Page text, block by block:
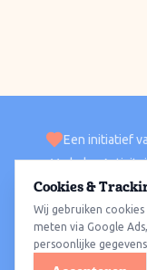
Een initiatief
Verhalen
Alle wijkenAlmere
Almere HoutAlmere
Cookies &
Wij gebruiken
meten via Google
persoonlijke